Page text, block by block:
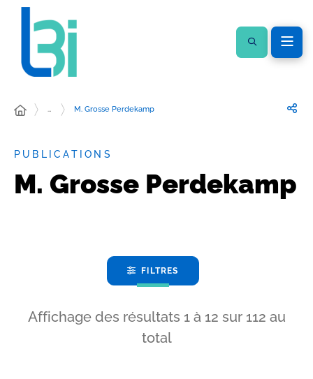
… M. Grosse Perdekamp
PUBLICATIONS
M. Grosse Perdekamp
FILTRES
Affichage des résultats 1à 12 sur 112 au
total